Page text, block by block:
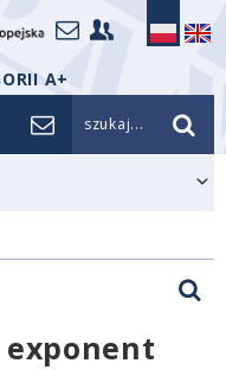
A+
szukaj...